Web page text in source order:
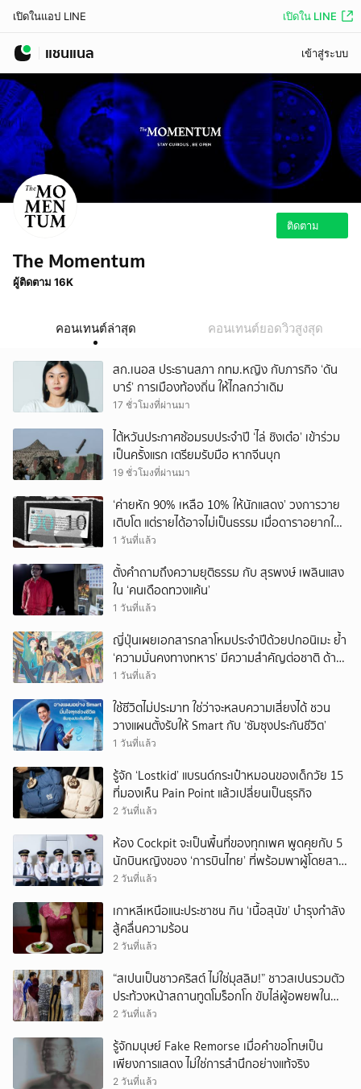
เปิดในแอป LINE เปิดใน LINE
แชนแนล เข้าสู่ระบบ
ติดตาม
The Momentum
ผู้ติดตาม 16K
คอนเทนต์ล่าสุด คอนเทนต์ยอดวิวสูงสุด
สก.เนอส ประธานสภา กทม.หญิง กับภารกิจ ‘ดัน
บาร์’ การเมืองท้องถิ่น ให้ไกลกว่าเดิม
17 ชั่วโมงที่ผ่านมา
ไต้หวันประกาศซ้อมรบประจำปี ‘ไล่ ชิงเต๋อ’ เข้าร่วม
เป็นครั้งแรก เตรียมรับมือ หากจีนบุก
19 ชั่วโมงที่ผ่านมา
‘ค่ายหัก 90% เหลือ 10% ให้นักแสดง’ วงการวาย
เติบโต แต่รายได้อาจไม่เป็นธรรม เมื่อดาราอยากให้มี
‘สัญญามาตรฐาน’
1 วันที่แล้ว
ตั้งคำถามถึงความยุติธรรม กับ สุรพงษ์ เพลินแสง
ใน ‘คนเดือดทวงแค้น’
1 วันที่แล้ว
ญี่ปุ่นเผยเอกสารกลาโหมประจำปีด้วยปกอนิเมะ ย้ำ
‘ความมั่นคงทางทหาร’ มีความสำคัญต่อชาติ ด้าน
จีนเตือน ขออย่าซ้ำรอยประวัติศาสตร์
1 วันที่แล้ว
ใช้ชีวิตไม่ประมาท ใช่ว่าจะหลบความเสี่ยงได้ ชวน
วางแผนตั้งรับให้ Smart กับ ‘ซัมซุงประกันชีวิต’
1 วันที่แล้ว
รู้จัก ‘Lostkid’ แบรนด์กระเป๋าหมอนของเด็กวัย 15
ที่มองเห็น Pain Point แล้วเปลี่ยนเป็นธุรกิจ
2 วันที่แล้ว
ห้อง Cockpit จะเป็นพื้นที่ของทุกเพศ พูดคุยกับ 5
นักบินหญิงของ ‘การบินไทย’ ที่พร้อมพาผู้โดยสาร
บินไปทั่วโลก
2 วันที่แล้ว
เกาหลีเหนือแนะประชาชน กิน ‘เนื้อสุนัข’ บำรุงกำลัง
สู้คลื่นความร้อน
2 วันที่แล้ว
“สเปนเป็นชาวคริสต์ ไม่ใช่มุสลิม!” ชาวสเปนรวมตัว
ประท้วงหน้าสถานทูตโมร็อกโก ขับไล่ผู้อพยพใน
เมืองเซวตาออกนอกประเทศ
2 วันที่แล้ว
รู้จักมนุษย์ Fake Remorse เมื่อคำขอโทษเป็น
เพียงการแสดง ไม่ใช่การสำนึกอย่างแท้จริง
2 วันที่แล้ว